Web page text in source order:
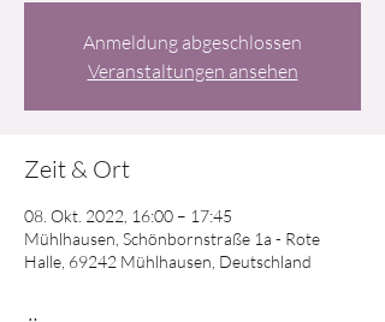
Anmeldung abgeschlossen
Veranstaltungen ansehen
Zeit & Ort
08. Okt. 2022, 16:00 – 17:45
Mühlhausen, Schönbornstraße 1a - Rote
Halle, 69242 Mühlhausen, Deutschland